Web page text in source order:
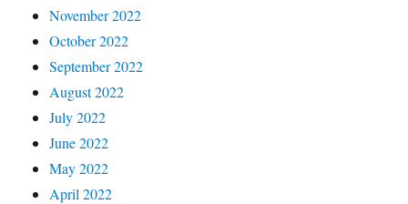
November 2022
October 2022
September 2022
August 2022
July 2022
June 2022
May 2022
April 2022